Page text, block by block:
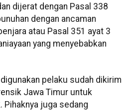
dijerat dengan Pasal 338
dengan ancaman
atau Pasal 351 ayat 3
yang menyebabkan
pelaku sudah dikirim
Jawa Timur untuk
Pihaknya juga sedang